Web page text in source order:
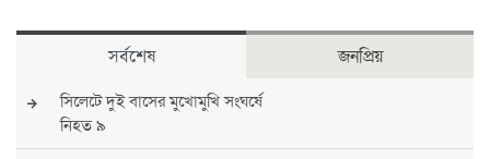
সর্বশেষ জনপ্রিয়
সিলেটে দুই বাসের মুখোমুখি সংঘর্ষে
নিহত ৯